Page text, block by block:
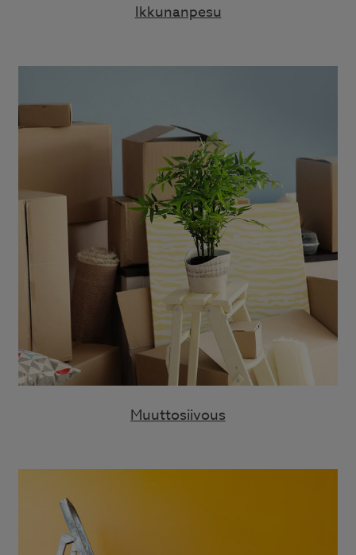
Ikkunanpesu
Muuttosiivous